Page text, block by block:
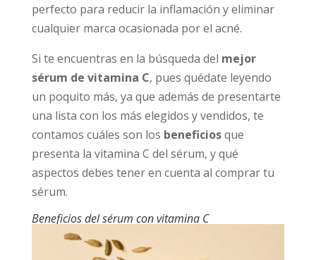
perfecto para reducir la inflamación y eliminar
cualquier marca ocasionada por el acné.
Si te encuentras en la búsqueda del mejor
sérum de vitamina C, pues quédate leyendo
un poquito más, ya que además de presentarte
una lista con los más elegidos y vendidos, te
contamos cuáles son los beneficiosque
presenta la vitamina C del sérum, y qué
aspectos debes tener en cuenta al comprar tu
sérum.
Beneficios del sérum con vitamina C